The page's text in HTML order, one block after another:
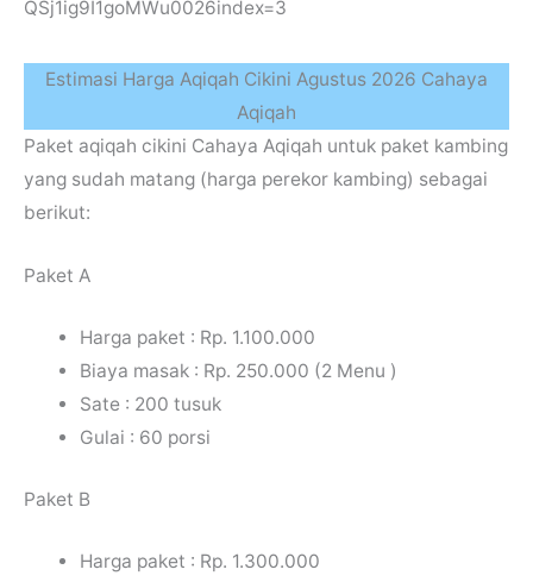
QSj1ig9I1goMWu0026index=3
Estimasi Harga Aqiqah Cikini Agustus 2026 Cahaya
Aqiqah
Paket aqiqah cikini Cahaya Aqiqah untuk paket kambing
yang sudah matang (harga perekor kambing) sebagai
berikut:
Paket A
Harga paket : Rp. 1.100.000
Biaya masak : Rp. 250.000 (2 Menu )
Sate : 200 tusuk
Gulai : 60 porsi
Paket B
Harga paket : Rp. 1.300.000